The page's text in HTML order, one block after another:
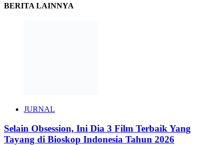
BERITA LAINNYA
JURNAL
Selain Obsession, Ini Dia 3 Film Terbaik Yang
Tayang di Bioskop Indonesia Tahun 2026